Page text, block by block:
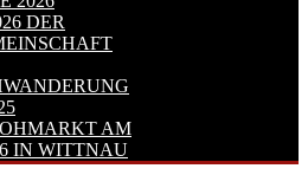
DER
AM
IN WITTNAU